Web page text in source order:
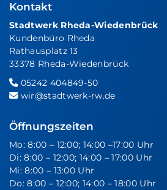
Kontakt
Stadtwerk Rheda-Wiedenbrück
Kundenbüro Rheda
Rathausplatz 13
33378 Rheda-Wiedenbrück
05242 404849-50
wir@stadtwerk-rw.de
Öffnungszeiten
Mo: 8:00 – 12:00; 14:00 –17:00 Uhr
Di: 8:00 – 12:00; 14:00 – 17:00 Uhr
Mi: 8:00 – 13:00 Uhr
Do: 8:00 – 12:00; 14:00 – 18:00 Uhr